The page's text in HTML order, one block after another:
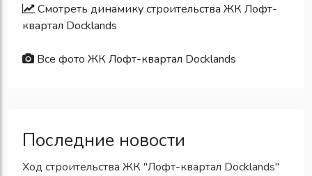
Смотреть динамику строительства ЖК Лофт-
квартал Docklands
Все фото ЖК Лофт-квартал Docklands
Последние новости
Ход строительства ЖК "Лофт-квартал Docklands"